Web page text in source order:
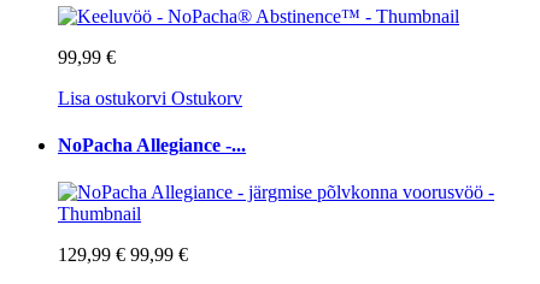
99,99 €
Lisa ostukorvi Ostukorv
NoPacha Allegiance -...
129,99 € 99,99 €